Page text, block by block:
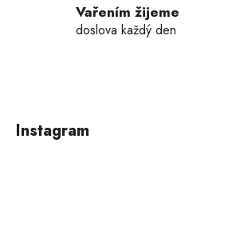
Vařením žijeme
doslova každý den
Instagram